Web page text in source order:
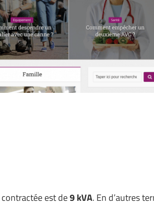
contractée est de9 kVA. En d’autres